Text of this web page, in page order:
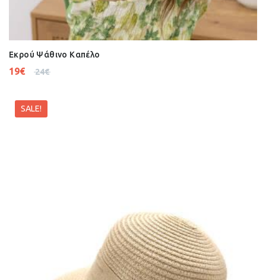
Εκρού Ψάθινο Καπέλο
24€
19€
SALE!